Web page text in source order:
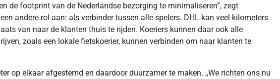
de footprint van de Nederlandse bezorging te minimaliseren”, zegt
andere rol aan: als verbinder tussen alle spelers. DHL kan veel kilometers
van naar de klanten thuis te rijden. Koeriers kunnen daar ook alle
zoals een lokale fietskoerier, kunnen verbinden om naar klanten te
op elkaar afgestemd en daardoor duurzamer te maken. ,,We richten ons nu